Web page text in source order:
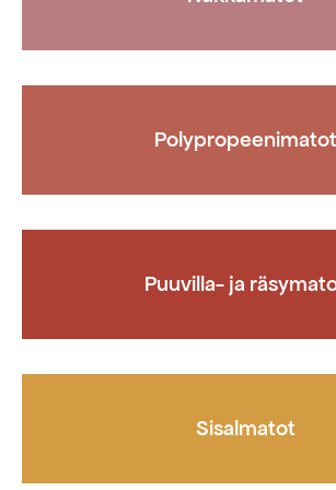
Polypropeenimatot
Puuvilla- ja
Sisalmatot